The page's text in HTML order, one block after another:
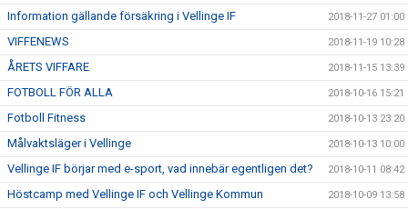
Information gällande försäkring i Vellinge IF 2018-11-27 01:00
VIFFENEWS 2018-11-19 10:28
ÅRETS VIFFARE 2018-11-15 13:39
FOTBOLL FÖR ALLA 2018-10-16 15:21
Fotboll Fitness 2018-10-13 23:20
Målvaktsläger i Vellinge 2018-10-13 10:00
Vellinge IF börjar med e-sport, vad innebär egentligen det? 2018-10-11 08:42
Höstcamp med Vellinge IF och Vellinge Kommun 2018-10-09 13:58